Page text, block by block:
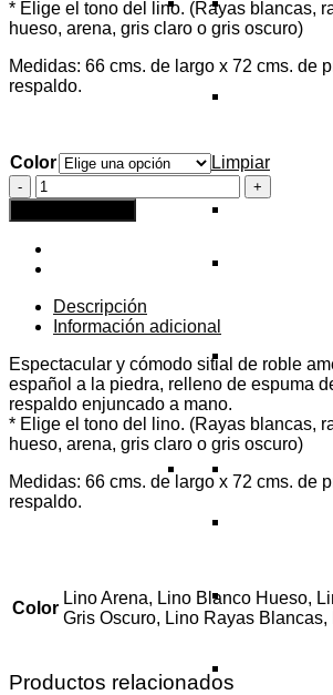
* Elige el tono del lino. (Rayas blancas,
hueso, arena, gris claro o gris oscuro)
Medidas: 66 cms. de largo x 72 cms. de
respaldo.
Color
Limpiar
Sitial
Junquillo
0A
Natural
cantidad
Descripción
Información adicional
Espectacular y cómodo sitial de roble
español a la piedra, relleno de espuma
respaldo enjuncado a mano.
* Elige el tono del lino. (Rayas blancas,
hueso, arena, gris claro o gris oscuro)
Medidas: 66 cms. de largo x 72 cms. de
respaldo.
Color
Lino Arena, Lino Blanco Hueso,
Gris Oscuro, Lino Rayas
Productos relacionados